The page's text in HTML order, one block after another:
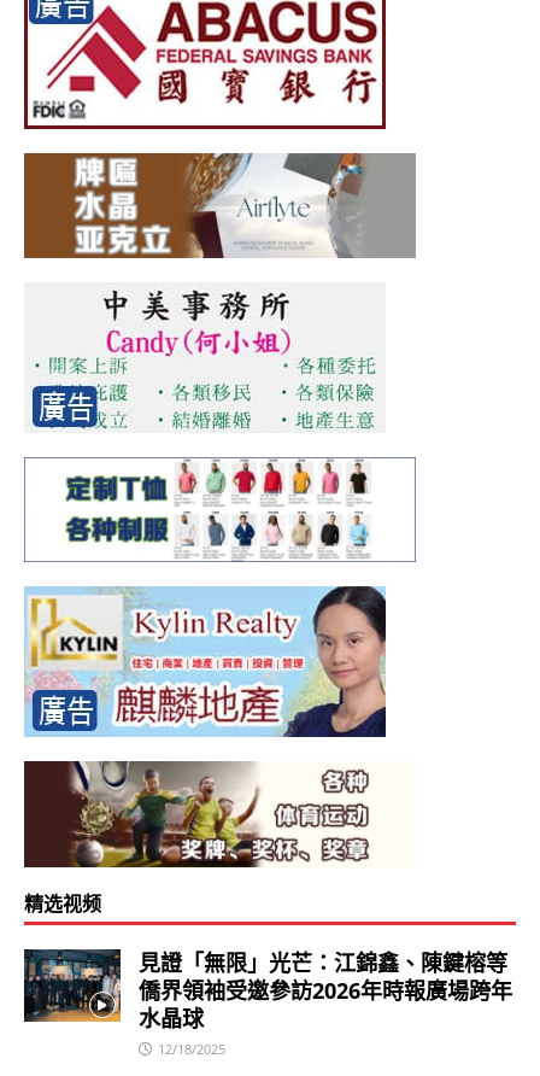
精选视频
見證「無限」光芒：江錦鑫、陳鍵榕等
僑界領袖受邀參訪2026年時報廣場跨年
水晶球
12/18/2025